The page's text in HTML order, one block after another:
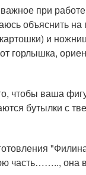
при
объяснить
картошки) и
горлышка,
чтобы ваша
бутылки с
часть…….., она